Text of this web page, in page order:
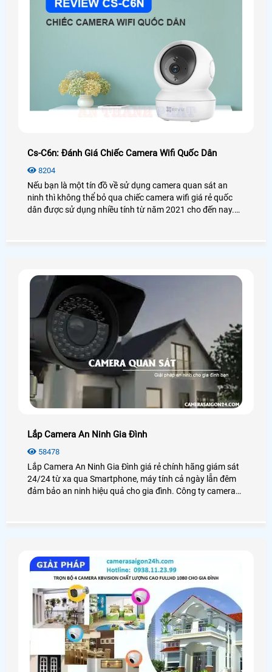
Cs-C6n: Đánh Giá Chiếc Camera Wifi Quốc Dân
8204
Nếu bạn là một tín đồ về sử dụng camera quan sát an
ninh thì không thể bỏ qua chiếc camera wifi giá rẻ quốc
dân được sử dụng nhiều tính từ năm 2021 cho đến nay.
Lắp Camera An Ninh Gia Đình
58478
Lắp Camera An Ninh Gia Đình giá rẻ chính hãng giám sát
24/24 từ xa qua Smartphone, máy tính cả ngày lẫn đêm
đảm bảo an ninh hiệu quả cho gia đình. Công ty camera